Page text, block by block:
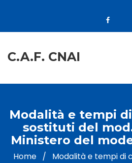
C.A.F. CNAI
Modalità e tempi
sostituti del
Ministero del
Home / Modalità e tempi di